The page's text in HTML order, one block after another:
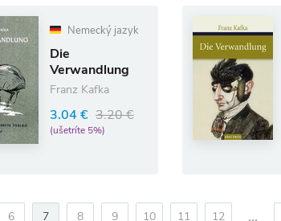
Nemecký jazyk
Die
Verwandlung
Franz Kafka
3.04 € 3.20 €
(ušetríte 5%)
6 7 8 9 10 11 12 ...